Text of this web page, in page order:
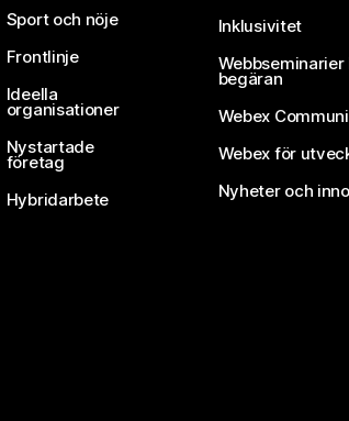
Sport och nöje
Frontlinje
Ideella
organisationer
Nystartade
företag
Hybridarbete
Inklusivitet
Webbseminarier
begäran
Webex
Webex för
Nyheter och